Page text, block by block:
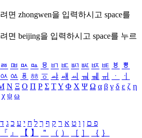
면 zhongwen을 입력하시고 space를
면 beijing을 입력하시고 space를 누르
ㅭ ㅮ ㅯ ㅰ ㅱ ㅲ ㅳ ㅴ ㅵ ㅶ ㅷ ㅸ
ㅹ
ㆂ ㆃ ㆄ ㆅ ㆆ ㆇ ㆈ ㆉ ㆊ ㆋ ㆌ ㆍ
ㆎ
Ν Ξ Ο Π Ρ Σ ΤΥ Φ Χ Ψ Ω α β γ δ ε ζ η
χ ψ ω
פ ם ן ו ט א ר ק ף ך ל ח י ע כ ג ד
『 』 【 】 ＂ （ ） ［ ］ ｛ ｝